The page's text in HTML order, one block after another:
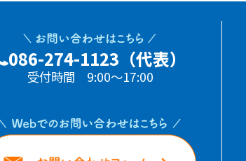
086-274-1123（代表）
受付時間 9:00～17:00